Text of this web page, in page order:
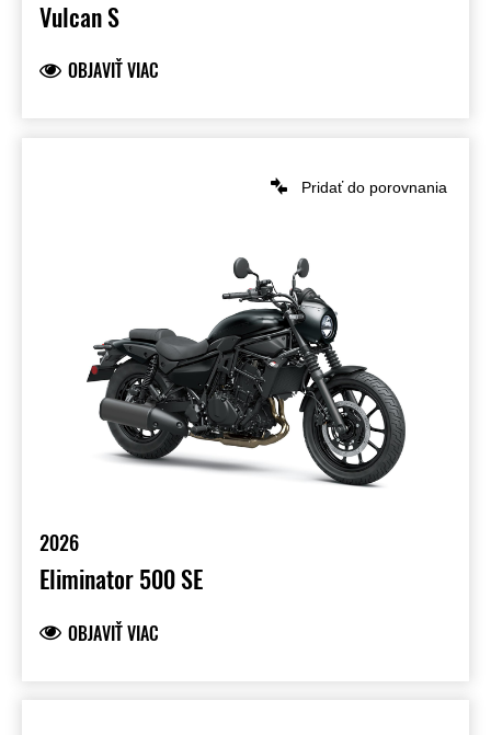
Vulcan S
OBJAVIŤ VIAC
Pridať do porovnania
2026
Eliminator 500 SE
OBJAVIŤ VIAC